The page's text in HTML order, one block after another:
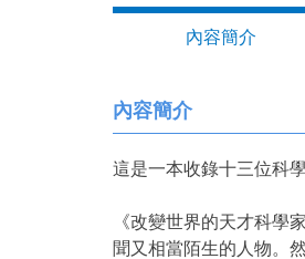
內容簡介
內容簡介
這是一本收錄十三位科
《改變世界的天才科學
聞又相當陌生的人物。